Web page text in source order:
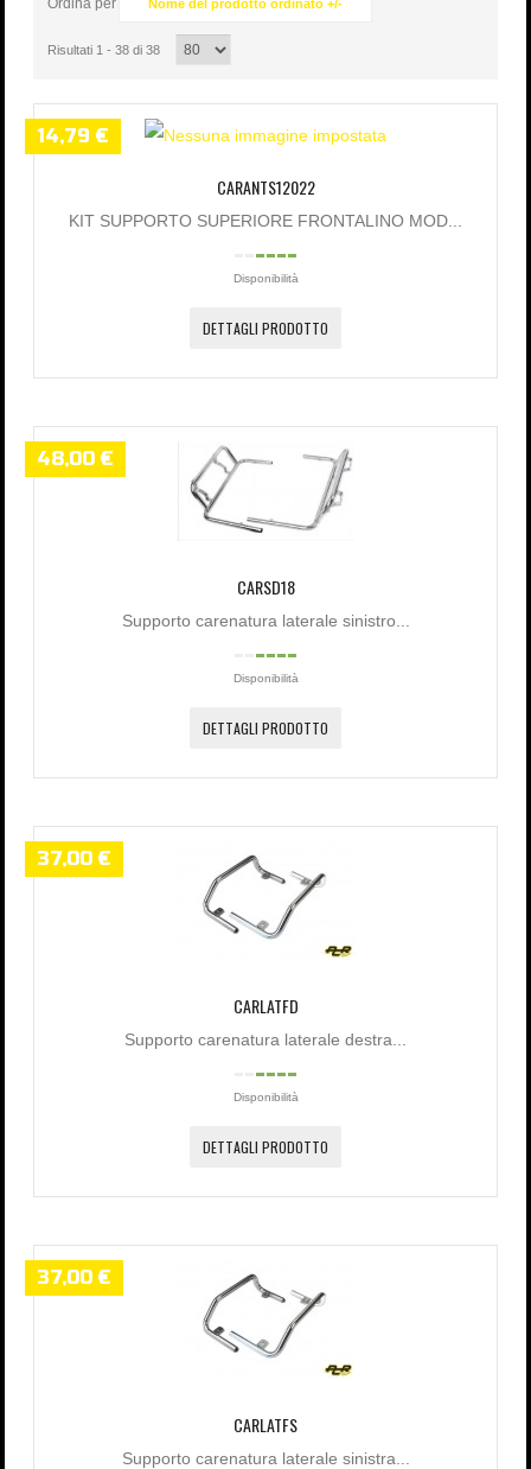
Ordina per Nome del prodotto ordinato +/-
Risultati 1 - 38 di 38
14,79 €
CARANTS12022
KIT SUPPORTO SUPERIORE FRONTALINO MOD...
Disponibilità
DETTAGLI PRODOTTO
48,00 €
CARSD18
Supporto carenatura laterale sinistro...
Disponibilità
DETTAGLI PRODOTTO
37,00 €
CARLATFD
Supporto carenatura laterale destra...
Disponibilità
DETTAGLI PRODOTTO
37,00 €
CARLATFS
Supporto carenatura laterale sinistra...
Password dimenticata?